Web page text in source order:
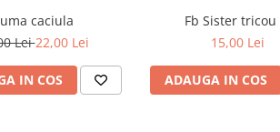
caciula
Lei22,00 Lei
IN COS
15,00 Lei
ADAUGA IN COS